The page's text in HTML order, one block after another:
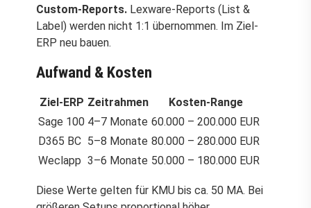
Custom-Reports. Lexware-Reports (List &
Label) werden nicht 1:1 übernommen. Im Ziel-
ERP neu bauen.
Aufwand & Kosten
Ziel-ERP Zeitrahmen
Kosten-Range
Sage 100 4–7 Monate 60.000 – 200.000 EUR
D365 BC 5–8 Monate 80.000 – 280.000 EUR
Weclapp 3–6 Monate 50.000 – 180.000 EUR
Diese Werte gelten für KMU bis ca. 50 MA. Bei